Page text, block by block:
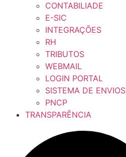
CONTABILIADE
E-SIC
INTEGRAÇÕES
RH
TRIBUTOS
WEBMAIL
LOGIN PORTAL
SISTEMA DE ENVIOS
PNCP
TRANSPARÊNCIA